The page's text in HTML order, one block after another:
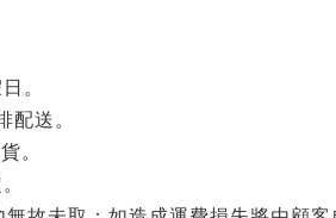
。
配送。
。